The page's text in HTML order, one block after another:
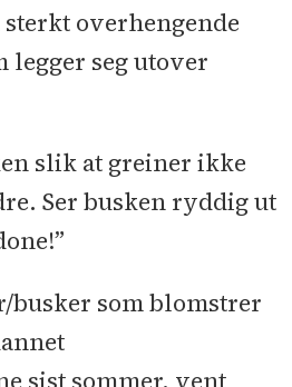
overhengende
legger seg utover
slik at greiner ikke
Ser busken ryddig ut
busker som blomstrer